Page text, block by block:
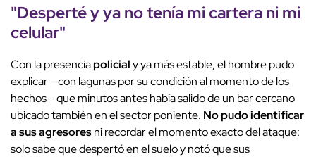
"Desperté y ya no tenía mi cartera ni mi
celular"
Con la presenciapolicialy ya más estable, el hombre pudo
explicar —con lagunas por su condición al momento de los
hechos— que minutos antes había salido de un bar cercano
ubicado también en el sector poniente. No pudo identificar
a sus agresoresni recordar el momento exacto del ataque:
solo sabe que despertó en el suelo y notó que sus